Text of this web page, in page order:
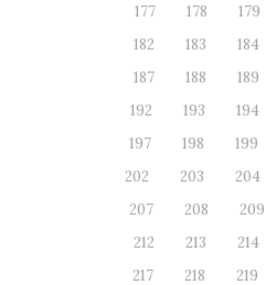
177
178 179
182
183 184
187
188 189
192
193 194
197
198 199
202
203 204
207
208 209
212
213 214
217
218 219